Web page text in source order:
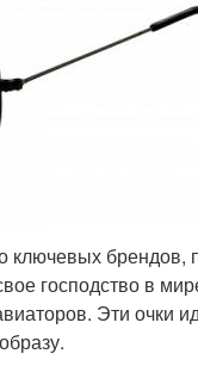
ключевых брендов,
господство в
Эти очки